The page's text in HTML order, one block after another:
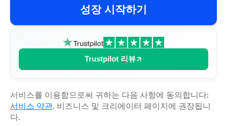
성장 시작하기
Trustpilot 리뷰
서비스를 이용함으로써 귀하는 다음 사항에 동의합니다:
서비스 약관. 비즈니스 및 크리에이터 페이지에 권장됩니
다.